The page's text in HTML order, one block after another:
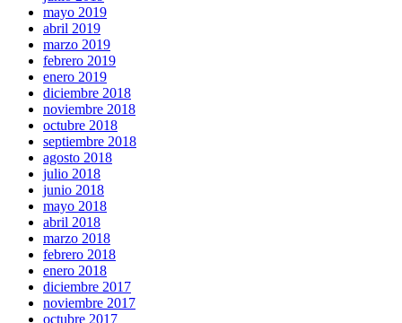
mayo 2019
abril 2019
marzo 2019
febrero 2019
enero 2019
diciembre 2018
noviembre 2018
octubre 2018
septiembre 2018
agosto 2018
julio 2018
junio 2018
mayo 2018
abril 2018
marzo 2018
febrero 2018
enero 2018
diciembre 2017
noviembre 2017
octubre 2017